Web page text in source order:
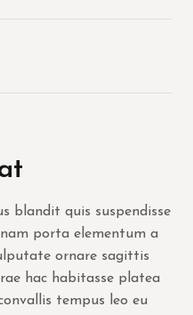
blandit quis suspendisse
porta elementum a
ornare sagittis
hac habitasse platea
tempus leo eu